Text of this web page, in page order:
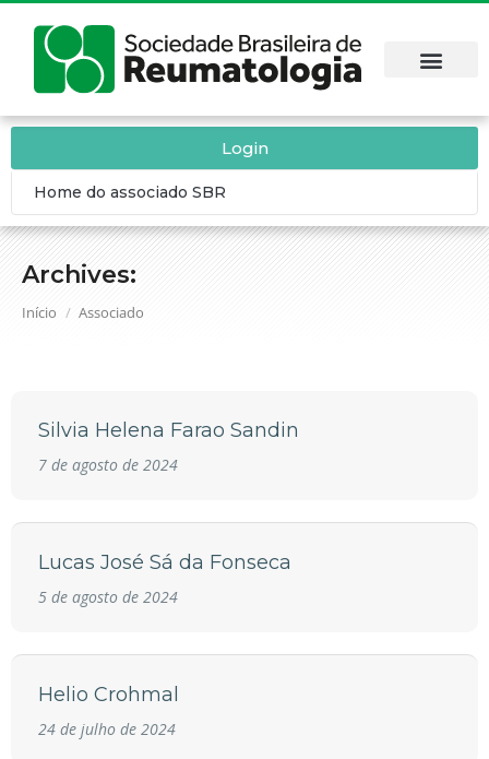
Archives:
Você está aqui:
Início Associado
Login
Home do associado SBR
Silvia Helena Farao Sandin
7 de agosto de 2024
Lucas José Sá da Fonseca
5 de agosto de 2024
Helio Crohmal
24 de julho de 2024